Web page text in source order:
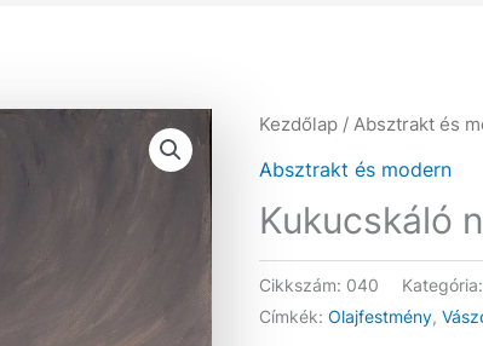
Kezdőlap /Absztrakt és
Absztrakt és modern
Kukucskáló
Cikkszám: 040
Címkék:Olajfestmény,